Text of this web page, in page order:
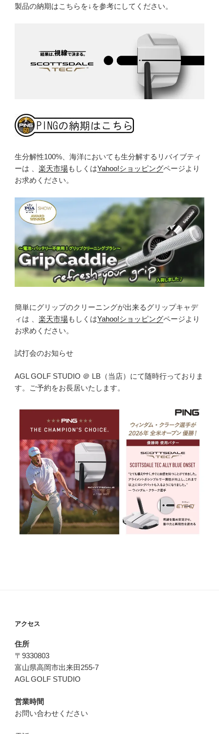
製品の納期はこちらを↓を参考にしてください。
生分解性100%、海洋においても生分解するリバイブティ
ーは 、 楽天市場もしくはYahoo!ショッピングページより
お求めください。
簡単にグリップのクリーニングが出来るグリップキャデ
ィは 、 楽天市場もしくはYahoo!ショッピングページより
お求めください。
試打会のお知らせ
AGL GOLF STUDIO ＠ LB（当店）にて随時行っておりま
す。ご予約をお長居いたします。
アクセス
住所
〒9330803
富山県高岡市出来田255-7
AGL GOLF STUDIO
営業時間
お問い合わせください